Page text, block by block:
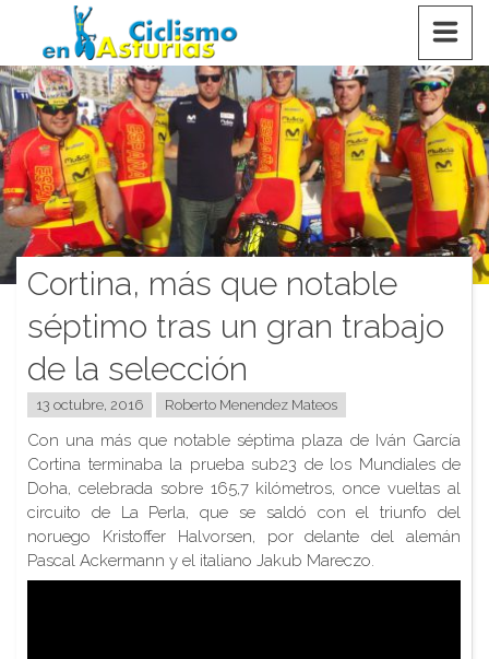
CICLISMO EN ASTURIAS
Cortina, más que notable
séptimo tras un gran trabajo
de la selección
13 octubre, 2016 Roberto Menendez Mateos
Con una más que notable séptima plaza de Iván García
Cortina terminaba la prueba sub23 de los Mundiales de
Doha, celebrada sobre 165,7 kilómetros, once vueltas al
circuito de La Perla, que se saldó con el triunfo del
noruego Kristoffer Halvorsen, por delante del alemán
Pascal Ackermann y el italiano Jakub Mareczo.